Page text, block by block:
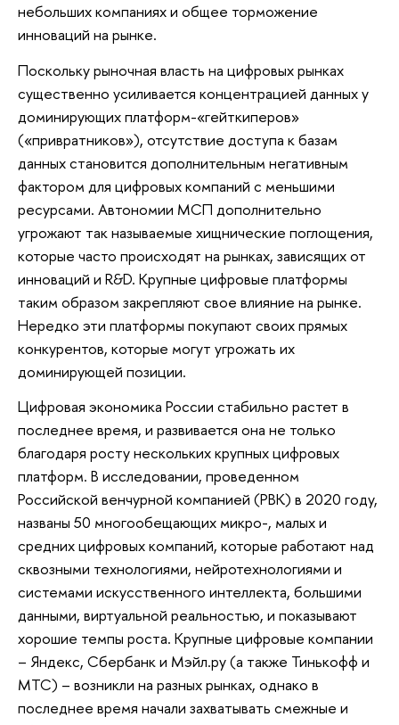
небольших компаниях и общее торможение
инноваций на рынке.
Поскольку рыночная власть на цифровых рынках
существенно усиливается концентрацией данных у
доминирующих платформ-«гейткиперов»
(«привратников»), отсутствие доступа к базам
данных становится дополнительным негативным
фактором для цифровых компаний с меньшими
ресурсами. Автономии МСП дополнительно
угрожают так называемые хищнические поглощения,
которые часто происходят на рынках, зависящих от
инноваций и R&D. Крупные цифровые платформы
таким образом закрепляют свое влияние на рынке.
Нередко эти платформы покупают своих прямых
конкурентов, которые могут угрожать их
доминирующей позиции.
Цифровая экономика России стабильно растет в
последнее время, и развивается она не только
благодаря росту нескольких крупных цифровых
платформ. В исследовании, проведенном
Российской венчурной компанией (РВК) в 2020 году,
названы 50 многообещающих микро-, малых и
средних цифровых компаний, которые работают над
сквозными технологиями, нейротехнологиями и
системами искусственного интеллекта, большими
данными, виртуальной реальностью, и показывают
хорошие темпы роста. Крупные цифровые компании
– Яндекс, Сбербанк и Мэйл.ру (а также Тинькофф и
МТС) – возникли на разных рынках, однако в
последнее время начали захватывать смежные и